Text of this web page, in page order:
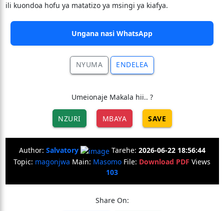
ili kuondoa hofu ya matatizo ya msingi ya kiafya.
Ungana nasi WhatsApp
NYUMA ENDELEA
Umeionaje Makala hii.. ?
NZURI MBAYA SAVE
Author: Salvatory Tarehe: 2026-06-22 18:56:44
Topic: magonjwa Main: Masomo File: Download PDF Views
103
Share On: